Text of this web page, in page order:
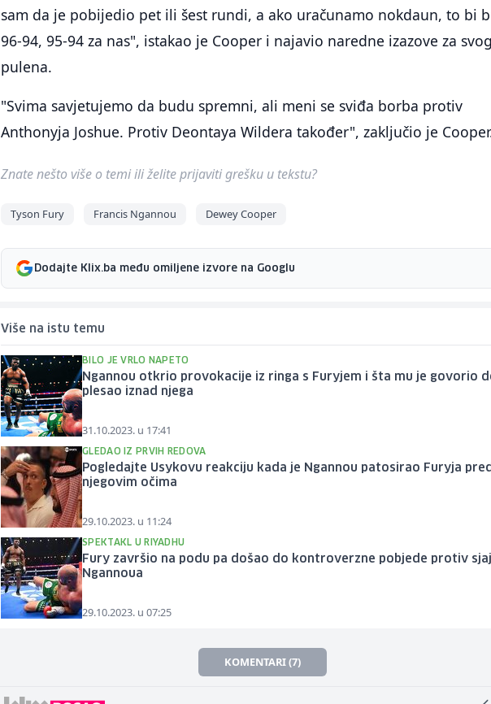
sam da je pobijedio pet ili šest rundi, a ako uračunamo nokdaun, to bi
96-94, 95-94 za nas", istakao je Cooper i najavio naredne izazove za svog
pulena.
"Svima savjetujemo da budu spremni, ali meni se sviđa borba protiv
Anthonyja Joshue. Protiv Deontaya Wildera također", zaključio je
Znate nešto više o temi ili želite prijaviti grešku u tekstu?
Tyson Fury Francis Ngannou Dewey Cooper
Dodajte Klix.ba među omiljene izvore na Googlu
Više na istu temu
BILO JE VRLO NAPETO
Ngannou otkrio provokacije iz ringa s Furyjem i šta mu je govorio
plesao iznad njega
31.10.2023. u 17:41
GLEDAO IZ PRVIH REDOVA
Pogledajte Usykovu reakciju kada je Ngannou patosirao Furyja pred
njegovim očima
29.10.2023. u 11:24
SPEKTAKL U RIYADHU
Fury završio na podu pa došao do kontroverzne pobjede protiv
Ngannoua
29.10.2023. u 07:25
KOMENTARI (7)